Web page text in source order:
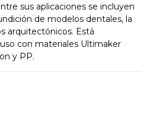
sus aplicaciones se incluyen
de modelos dentales, la
arquitectónicos. Está
con materiales Ultimaker
y PP.